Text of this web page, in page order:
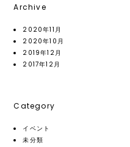
Archive
2020年11月
2020年10月
2019年12月
2017年12月
Category
イベント
未分類